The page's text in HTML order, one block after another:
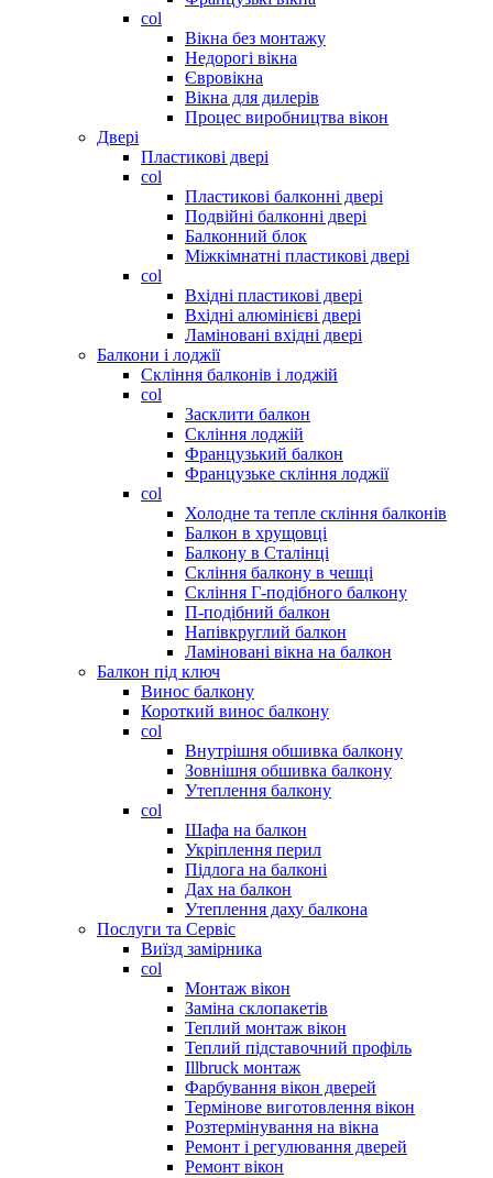
col
Вікна без монтажу
Недорогі вікна
Євровікна
Вікна для дилерів
Процес виробництва вікон
Двері
Пластикові двері
col
Пластикові балконні двері
Подвійні балконні двері
Балконний блок
Міжкімнатні пластикові двері
col
Вхідні пластикові двері
Вхідні алюмінієві двері
Ламіновані вхідні двері
Балкони і лоджії
Скління балконів і лоджій
col
Засклити балкон
Скління лоджій
Французький балкон
Французьке скління лоджії
col
Холодне та тепле скління балконів
Балкон в хрущовці
Балкону в Сталінці
Скління балкону в чешці
Скління Г-подібного балкону
П-подібний балкон
Напівкруглий балкон
Ламіновані вікна на балкон
Балкон під ключ
Винос балкону
Короткий винос балкону
col
Внутрішня обшивка балкону
Зовнішня обшивка балкону
Утеплення балкону
col
Шафа на балкон
Укріплення перил
Підлога на балконі
Дах на балкон
Утеплення даху балкона
Послуги та Сервіс
Виїзд замірника
col
Монтаж вікон
Заміна склопакетів
Теплий монтаж вікон
Теплий підставочний профіль
Illbruck монтаж
Фарбування вікон дверей
Термінове виготовлення вікон
Розтермінування на вікна
Ремонт і регулювання дверей
Ремонт вікон